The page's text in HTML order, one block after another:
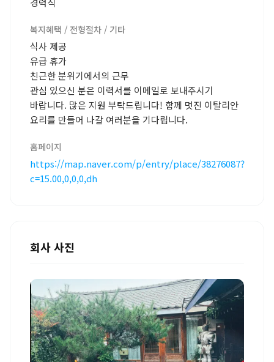
복지혜택 / 전형절차 / 기타
식사 제공
유급 휴가
친근한 분위기에서의 근무
관심 있으신 분은 이력서를 이메일로 보내주시기
바랍니다. 많은 지원 부탁드립니다! 함께 멋진 이탈리안
요리를 만들어 나갈 여러분을 기다립니다.
홈페이지
https://map.naver.com/p/entry/place/38276087?
c=15.00,0,0,0,dh
회사 사진